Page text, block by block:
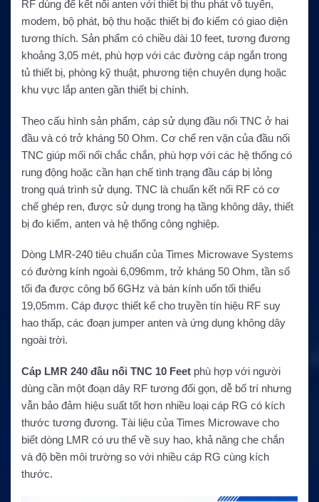
RF dùng để kết nối anten với thiết bị thu phát vô tuyến,
modem, bộ phát, bộ thu hoặc thiết bị đo kiểm có giao diện
tương thích. Sản phẩm có chiều dài 10 feet, tương đương
khoảng 3,05 mét, phù hợp với các đường cáp ngắn trong
tủ thiết bị, phòng kỹ thuật, phương tiện chuyên dụng hoặc
khu vực lắp anten gần thiết bị chính.
Theo cấu hình sản phẩm, cáp sử dụng đầu nối TNC ở hai
đầu và có trở kháng 50 Ohm. Cơ chế ren vặn của đầu nối
TNC giúp mối nối chắc chắn, phù hợp với các hệ thống có
rung động hoặc cần hạn chế tình trạng đầu cáp bị lỏng
trong quá trình sử dụng. TNC là chuẩn kết nối RF có cơ
chế ghép ren, được sử dụng trong hạ tầng không dây, thiết
bị đo kiểm, anten và hệ thống công nghiệp.
Dòng LMR-240 tiêu chuẩn của Times Microwave Systems
có đường kính ngoài 6,096mm, trở kháng 50 Ohm, tần số
tối đa được công bố 6GHz và bán kính uốn tối thiểu
19,05mm. Cáp được thiết kế cho truyền tín hiệu RF suy
hao thấp, các đoạn jumper anten và ứng dụng không dây
ngoài trời.
Cáp LMR 240 đầu nối TNC 10 Feet phù hợp với người
dùng cần một đoạn dây RF tương đối gọn, dễ bố trí nhưng
vẫn bảo đảm hiệu suất tốt hơn nhiều loại cáp RG có kích
thước tương đương. Tài liệu của Times Microwave cho
biết dòng LMR có ưu thế về suy hao, khả năng che chắn
và độ bền môi trường so với nhiều cáp RG cùng kích
thước.